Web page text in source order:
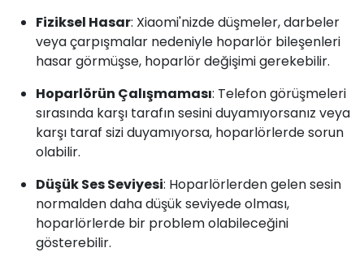
Fiziksel Hasar: Xiaomi'nizde düşmeler, darbeler
veya çarpışmalar nedeniyle hoparlör bileşenleri
hasar görmüşse, hoparlör değişimi gerekebilir.
Hoparlörün Çalışmaması: Telefon görüşmeleri
sırasında karşı tarafın sesini duyamıyorsanız veya
karşı taraf sizi duyamıyorsa, hoparlörlerde sorun
olabilir.
Düşük Ses Seviyesi: Hoparlörlerden gelen sesin
normalden daha düşük seviyede olması,
hoparlörlerde bir problem olabileceğini
gösterebilir.